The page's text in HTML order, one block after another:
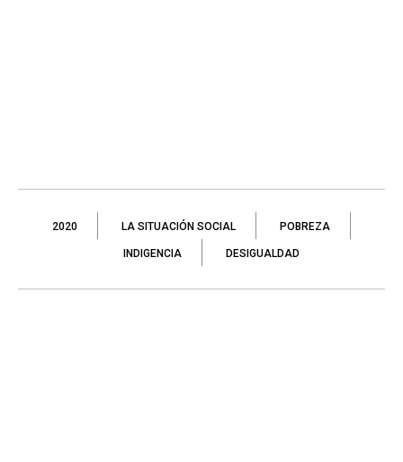
2020 LA SITUACIÓN SOCIAL POBREZA
INDIGENCIA DESIGUALDAD